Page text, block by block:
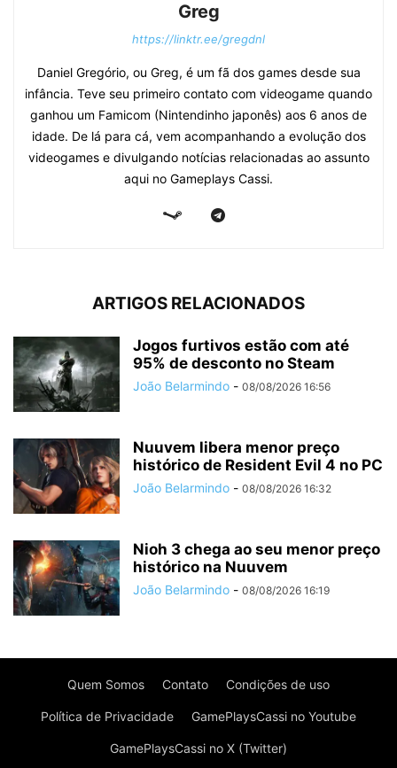
Greg
https://linktr.ee/gregdnl
Daniel Gregório, ou Greg, é um fã dos games desde sua
infância. Teve seu primeiro contato com videogame quando
ganhou um Famicom (Nintendinho japonês) aos 6 anos de
idade. De lá para cá, vem acompanhando a evolução dos
videogames e divulgando notícias relacionadas ao assunto
aqui no Gameplays Cassi.
ARTIGOS RELACIONADOS
Jogos furtivos estão com até
95% de desconto no Steam
João Belarmindo - 08/08/2026 16:56
Nuuvem libera menor preço
histórico de Resident Evil 4 no PC
João Belarmindo - 08/08/2026 16:32
Nioh 3 chega ao seu menor preço
histórico na Nuuvem
João Belarmindo - 08/08/2026 16:19
Quem Somos Contato Condições de uso
Política de Privacidade GamePlaysCassi no Youtube
GamePlaysCassi no X (Twitter)